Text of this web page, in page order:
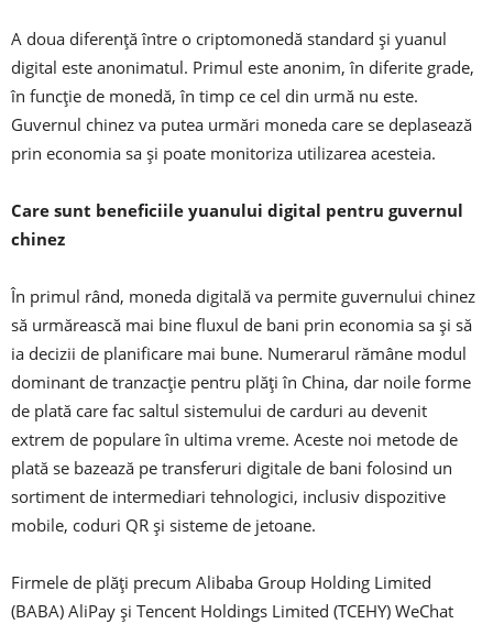
A doua diferență între o criptomonedă standard și yuanul
digital este anonimatul. Primul este anonim, în diferite grade,
în funcție de monedă, în timp ce cel din urmă nu este.
Guvernul chinez va putea urmări moneda care se deplasează
prin economia sa și poate monitoriza utilizarea acesteia.
Care sunt beneficiile yuanului digital pentru guvernul
chinez
În primul rând, moneda digitală va permite guvernului chinez
să urmărească mai bine fluxul de bani prin economia sa și să
ia decizii de planificare mai bune. Numerarul rămâne modul
dominant de tranzacție pentru plăți în China, dar noile forme
de plată care fac saltul sistemului de carduri au devenit
extrem de populare în ultima vreme. Aceste noi metode de
plată se bazează pe transferuri digitale de bani folosind un
sortiment de intermediari tehnologici, inclusiv dispozitive
mobile, coduri QR și sisteme de jetoane.
Firmele de plăți precum Alibaba Group Holding Limited
(BABA) AliPay și Tencent Holdings Limited (TCEHY) WeChat